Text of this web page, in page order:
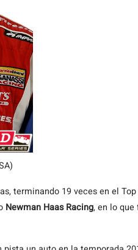
terminando 19 veces en el
Newman Haas Racing, en lo que